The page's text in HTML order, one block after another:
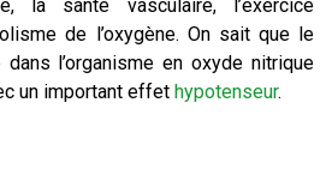
la santé vasculaire, l’exercice
de l’oxygène. On sait que le
l’organisme en oxyde nitrique
un important effet hypotenseur.